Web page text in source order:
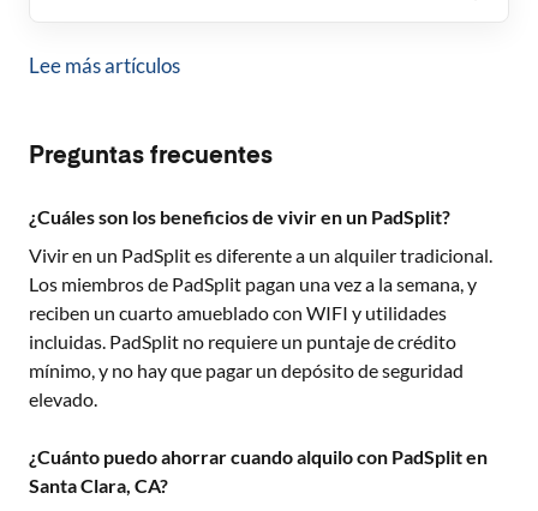
Lee más artículos
Preguntas frecuentes
¿Cuáles son los beneficios de vivir en un PadSplit?
Vivir en un PadSplit es diferente a un alquiler tradicional.
Los miembros de PadSplit pagan una vez a la semana, y
reciben un cuarto amueblado con WIFI y utilidades
incluidas. PadSplit no requiere un puntaje de crédito
mínimo, y no hay que pagar un depósito de seguridad
elevado.
¿Cuánto puedo ahorrar cuando alquilo con PadSplit en
Santa Clara, CA?